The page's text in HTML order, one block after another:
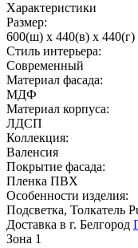
Характеристики
Размер:
600(ш) x 440(в) x 440(г)
Стиль интерьера:
Современный
Материал фасада:
МДФ
Материал корпуса:
ЛДСП
Коллекция:
Валенсия
Покрытие фасада:
Пленка ПВХ
Особенности изделия:
Подсветка, Толкатель
Доставка в г. Белгород
Зона 1